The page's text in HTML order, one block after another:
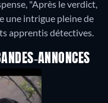
"Après le verdict,
une intrigue pleine de
apprentis détectives.
ANNONCES